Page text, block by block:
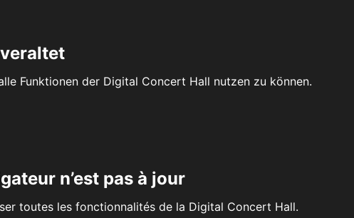
Funktionen der Digital Concert Hall nutzen zu können.
n’est pas à jour
toutes les fonctionnalités de la Digital Concert Hall.